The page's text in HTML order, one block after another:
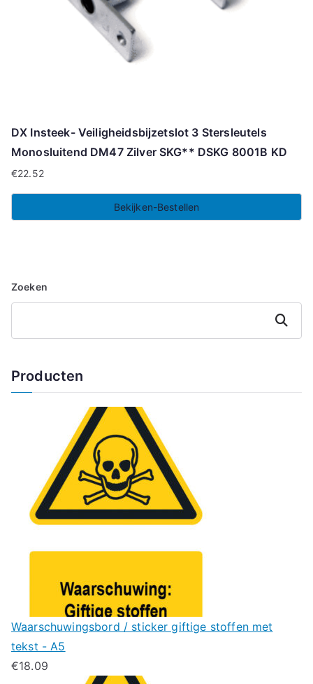
DX Insteek- Veiligheidsbijzetslot 3 Stersleutels
Monosluitend DM47 Zilver SKG** DSKG 8001B KD
€22.52
Bekijken-Bestellen
Zoeken
Zoeken
Producten
Waarschuwingsbord / sticker giftige stoffen met
tekst - A5
€18.09